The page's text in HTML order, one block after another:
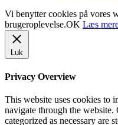
Vi benytter cookies på vores
brugeroplevelse.OK Læs
Luk
Privacy Overview
This website uses cookies to
navigate through the website.
categorized as necessary are